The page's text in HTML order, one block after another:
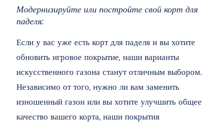
Модернизируйте или постройте свой корт для
паделя:
Если у вас уже есть корт для паделя и вы хотите
обновить игровое покрытие, наши варианты
искусственного газона станут отличным выбором.
Независимо от того, нужно ли вам заменить
изношенный газон или вы хотите улучшить общее
качество вашего корта, наши покрытия